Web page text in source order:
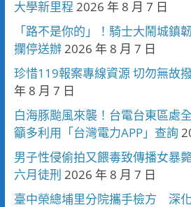
大學新里程 2026 年 8 月 7 日
「路不是你的」！騎士大鬧城鎮
攔停送辦2026 年 8 月 7 日
珍惜119報案專線資源 切勿無故
年 8 月 7 日
白海豚颱風來襲！台電台東區處
籲多利用「台灣電力APP」查詢
男子性侵偷拍又餵毒致傳播女暴
六月徒刑 2026 年 8 月 7 日
臺中榮總埔里分院攜手檢方 深